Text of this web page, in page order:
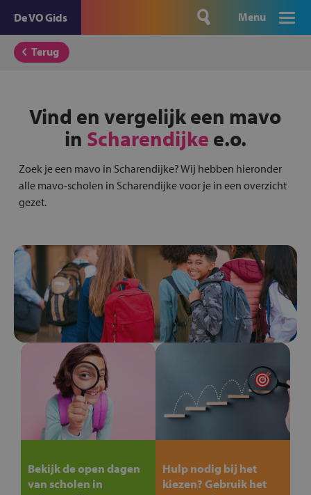
De VO Gids Menu
Terug
Vind en vergelijk een mavo
in Scharendijke e.o.
Zoek je een mavo in Scharendijke? Wij hebben hieronder
alle mavo-scholen in Scharendijke voor je in een overzicht
gezet.
Bekijk de open dagen
van scholen in
Hulp nodig bij het
kiezen? Gebruik het